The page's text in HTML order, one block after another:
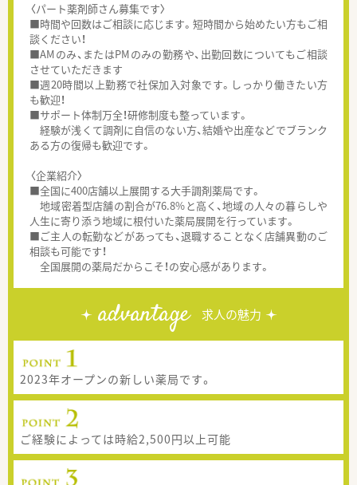
〈パート薬剤師さん募集です〉
■時間や回数はご相談に応じます。短時間から始めたい方もご相
談ください！
■AMのみ、またはPMのみの勤務や、出勤回数についてもご相談
させていただきます
■週20時間以上勤務で社保加入対象です。しっかり働きたい方
も歓迎！
■サポート体制万全！研修制度も整っています。
経験が浅くて調剤に自信のない方、結婚や出産などでブランク
ある方の復帰も歓迎です。
〈企業紹介〉
■全国に400店舗以上展開する大手調剤薬局です。
地域密着型店舗の割合が76.8%と高く、地域の人々の暮らしや
人生に寄り添う地域に根付いた薬局展開を行っています。
■ご主人の転勤などがあっても、退職することなく店舗異動のご
相談も可能です！
全国展開の薬局だからこそ！の安心感があります。
advantage 求人の魅力
2023年オープンの新しい薬局です。
ご経験によっては時給2,500円以上可能